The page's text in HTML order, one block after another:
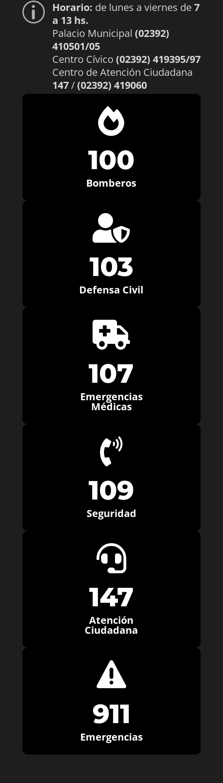
p Horario: de lunes a viernes de7
a 13 hs.
Palacio Municipal (02392)
410501/05
Centro Cívico (02392) 419395/97
Centro de Atención Ciudadana
147/(02392) 419060

100
Bomberos

103
Defensa Civil

107
Emergencias
Médicas

109
Seguridad

147
Atención
Ciudadana

911
Emergencias